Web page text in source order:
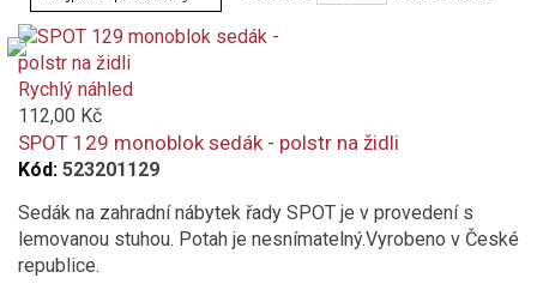
béžová
oranžová tmavá
šedá
zelená
Rychlý náhled
112,00 Kč
SPOT 129 monoblok sedák - polstr na židli
Kód: 523201129
Sedák na zahradní nábytek řady SPOT je v provedení s
lemovanou stuhou. Potah je nesnímatelný.Vyrobeno v České
republice.